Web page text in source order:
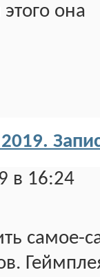
она
в 16:24
самое-